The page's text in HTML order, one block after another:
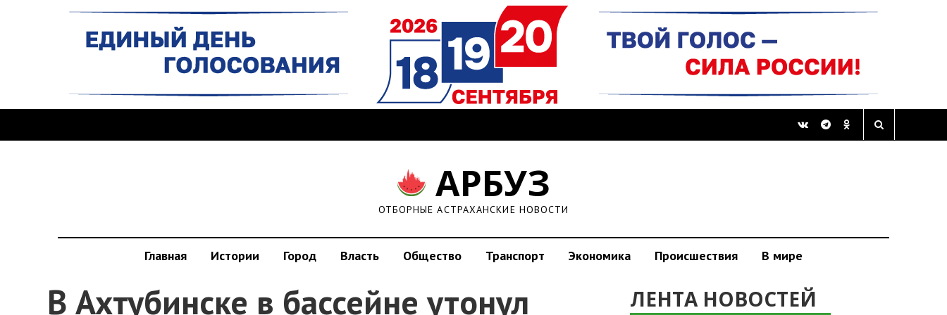
АРБУЗ
ОТБОРНЫЕ АСТРАХАНСКИЕ НОВОСТИ
Главная Истории Город Власть Общество Транспорт Экономика Происшествия В мире
В Ахтубинске в бассейне утонул ЛЕНТА НОВОСТЕЙ